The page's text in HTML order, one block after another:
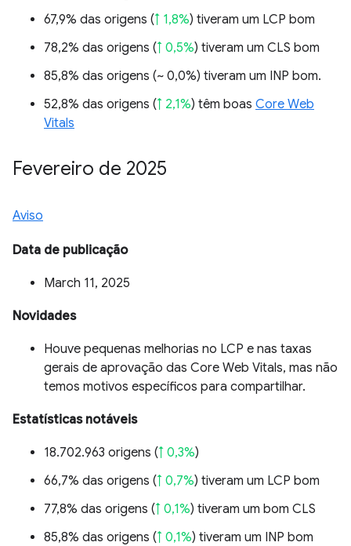
67,9% das origens (↑ 1,8%) tiveram um LCP bom
78,2% das origens (↑ 0,5%) tiveram um CLS bom
85,8% das origens (~ 0,0%) tiveram um INP bom.
52,8% das origens (↑ 2,1%) têm boas Core Web
Vitals
Fevereiro de 2025
Aviso
Data de publicação
March 11, 2025
Novidades
Houve pequenas melhorias no LCP e nas taxas
gerais de aprovação das Core Web Vitals, mas não
temos motivos específicos para compartilhar.
Estatísticas notáveis
18.702.963 origens (↑ 0,3%)
66,7% das origens (↑ 0,7%) tiveram um LCP bom
77,8% das origens (↑ 0,1%) tiveram um bom CLS
85,8% das origens (↑ 0,1%) tiveram um INP bom